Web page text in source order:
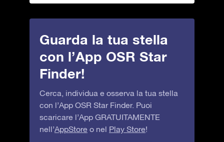
Guarda la tua stella
con l’App OSR Star
Finder!
Cerca, individua e osserva la tua stella
con l’App OSR Star Finder. Puoi
scaricare l’App GRATUITAMENTE
nell’AppStore o nel Play Store!